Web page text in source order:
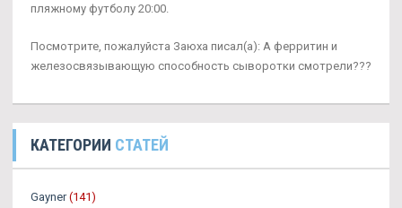
пляжному футболу 20:00.
Посмотрите, пожалуйста Заюха писал(а): А ферритин и
железосвязывающую способность сыворотки смотрели???
КАТЕГОРИИ СТАТЕЙ
Gayner (141)